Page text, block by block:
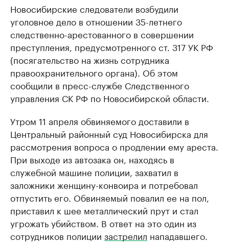
Новосибирские следователи возбудили
уголовное дело в отношении 35-летнего
следственно-арестованного в совершении
преступления, предусмотренного ст. 317 УК РФ
(посягательство на жизнь сотрудника
правоохранительного органа). Об этом
сообщили в пресс-службе Следственного
управления СК РФ по Новосибирской области.
Утром 11 апреля обвиняемого доставили в
Центральный районный суд Новосибирска для
рассмотрения вопроса о продлении ему ареста.
При выходе из автозака он, находясь в
служебной машине полиции, захватил в
заложники женщину-конвоира и потребовал
отпустить его. Обвиняемый повалил ее на пол,
приставил к шее металлический прут и стал
угрожать убийством. В ответ на это один из
сотрудников полиции застрелил нападавшего.